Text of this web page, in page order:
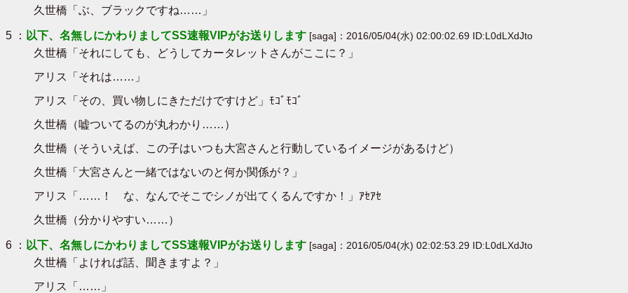
久世橋「ぶ、ブラックですね……」
5 ： 以下、名無しにかわりましてSS速報VIPがお送りします [saga]：2016/05/04(水) 02:00:02.69 ID:L0dLXdJto
久世橋「それにしても、どうしてカータレットさんがここに？」
アリス「それは……」
アリス「その、買い物しにきただけですけど」ﾓｺﾞﾓｺﾞ
久世橋（嘘ついてるのが丸わかり……）
久世橋（そういえば、この子はいつも大宮さんと行動しているイメージがあるけど）
久世橋「大宮さんと一緒ではないのと何か関係が？」
アリス「……！ な、なんでそこでシノが出てくるんですか！」ｱｾｱｾ
久世橋（分かりやすい……）
6 ： 以下、名無しにかわりましてSS速報VIPがお送りします [saga]：2016/05/04(水) 02:02:53.29 ID:L0dLXdJto
久世橋「よければ話、聞きますよ？」
アリス「……」